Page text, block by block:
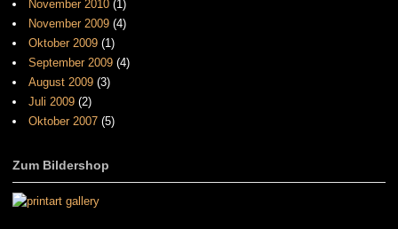
November 2010 (1)
November 2009 (4)
Oktober 2009 (1)
September 2009 (4)
August 2009 (3)
Juli 2009 (2)
Oktober 2007 (5)
Zum Bildershop